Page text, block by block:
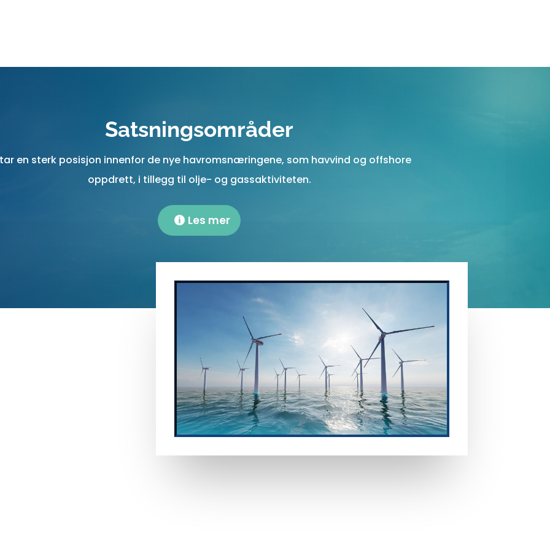
Satsningsområder
en sterk posisjon innenfor de nye havromsnæringene, som havvind og offshore
oppdrett, i tillegg til olje- og gassaktiviteten.
Les mer